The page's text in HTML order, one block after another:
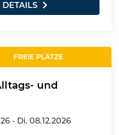
DETAILS
FREIE PLÄTZE
und
- Di. 08.12.2026